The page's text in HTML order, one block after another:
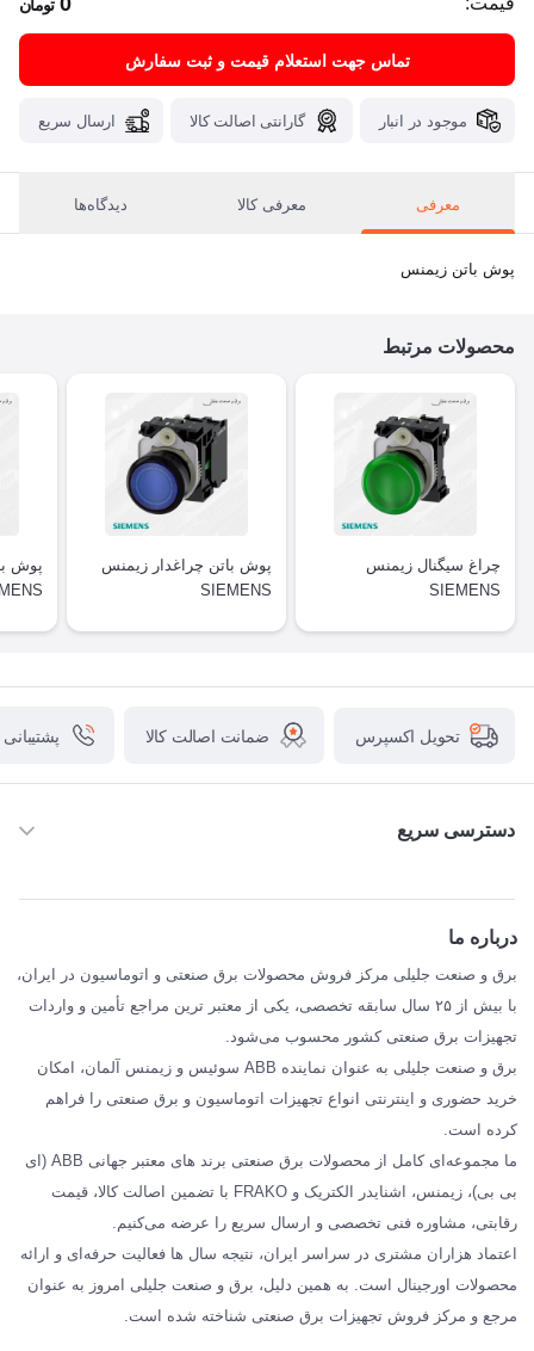
تومان
تماس جهت استعلام قیمت و ثبت سفارش
موجود در انبار گارانتی اصالت کالا ارسال سریع
معرفی معرفی کالا دیدگاه‌ها
پوش باتن زیمنس
محصولات مرتبط
چراغ سیگنال زیمنس
SIEMENS
پوش باتن چراغدار زیمنس
SIEMENS
پوش
تحویل اکسپرس ضمانت اصالت کالا
دسترسی سریع
SCHNEIDER
فراکو FRAKO
مقالات تخصصی برق صنعتی
درباره ما
برق و صنعت جلیلی مرکز فروش محصولات برق صنعتی و اتوماسیون در ایران،
با بیش از ۲۵ سال سابقه تخصصی، یکی از معتبر ترین مراجع تأمین و واردات
تجهیزات برق صنعتی کشور محسوب می‌شود.
برق و صنعت جلیلی به عنوان نماینده ABB سوئیس و زیمنس آلمان، امکان
خرید حضوری و اینترنتی انواع تجهیزات اتوماسیون و برق صنعتی را فراهم
کرده است.
ما مجموعه‌ای کامل از محصولات برق صنعتی برند های معتبر جهانی ABB (ای
بی بی)، زیمنس، اشنایدر الکتریک و FRAKO با تضمین اصالت کالا، قیمت
رقابتی، مشاوره فنی تخصصی و ارسال سریع را عرضه می‌کنیم.
اعتماد هزاران مشتری در سراسر ایران، نتیجه سال ها فعالیت حرفه‌ای و ارائه
محصولات اورجینال است. به همین دلیل، برق و صنعت جلیلی امروز به عنوان
مرجع و مرکز فروش تجهیزات برق صنعتی شناخته شده است.